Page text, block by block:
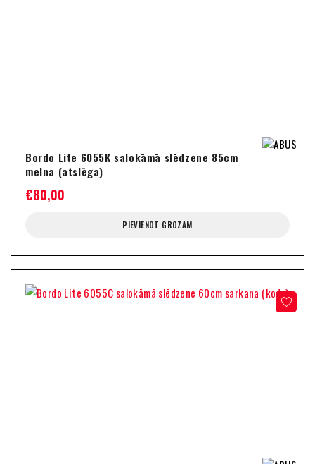
Bordo Lite 6055K salokāmā slēdzene 85cm
melna (atslēga)
€80,00
PIEVIENOT GROZAM